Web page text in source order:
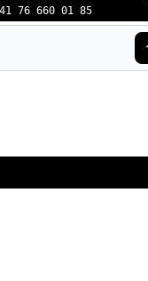
76 660 01 85